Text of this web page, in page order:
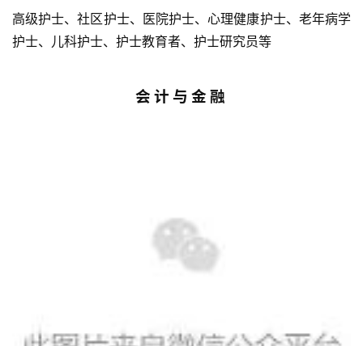
高级护士、社区护士、医院护士、心理健康护士、老年病学
护士、儿科护士、护士教育者、护士研究员等
会 计 与 金 融